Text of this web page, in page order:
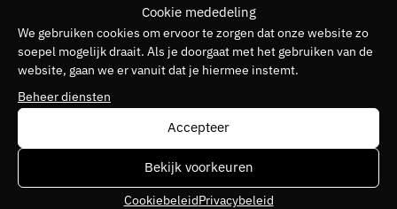
Cookie mededeling
We gebruiken cookies om ervoor te zorgen dat onze website zo
soepel mogelijk draait. Als je doorgaat met het gebruiken van de
website, gaan we er vanuit dat je hiermee instemt.
Beheer diensten
Accepteer
Bekijk voorkeuren
CookiebeleidPrivacybeleid
Pure Path
Kleurnummer
30
SALE SALE